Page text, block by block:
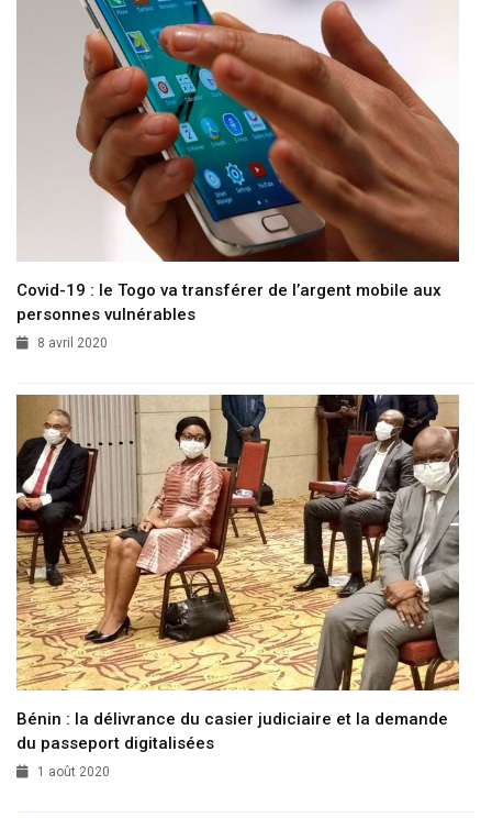
Covid-19 : le Togo va transférer de l’argent mobile aux
personnes vulnérables
8 avril 2020
Bénin : la délivrance du casier judiciaire et la demande
du passeport digitalisées
1 août 2020